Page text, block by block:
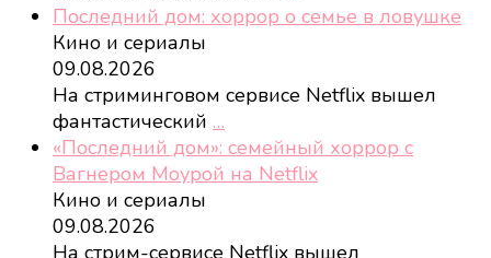
Последний дом: хоррор о семье в ловушке
Кино и сериалы
09.08.2026
На стриминговом сервисе Netflix вышел
фантастический …
«Последний дом»: семейный хоррор с
Вагнером Моурой на Netflix
Кино и сериалы
09.08.2026